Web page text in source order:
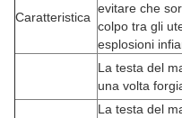
Caratteristica
evitare che
colpo tra gli
esplosioni
La testa del
una volta
La testa del